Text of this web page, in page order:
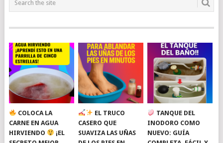
COLOCA LA
CARNE EN AGUA
HIRVIENDO
¡EL
EL TRUCO
CASERO QUE
SUAVIZA LAS UÑAS
TANQUE DEL
INODORO COMO
NUEVO: GUÍA